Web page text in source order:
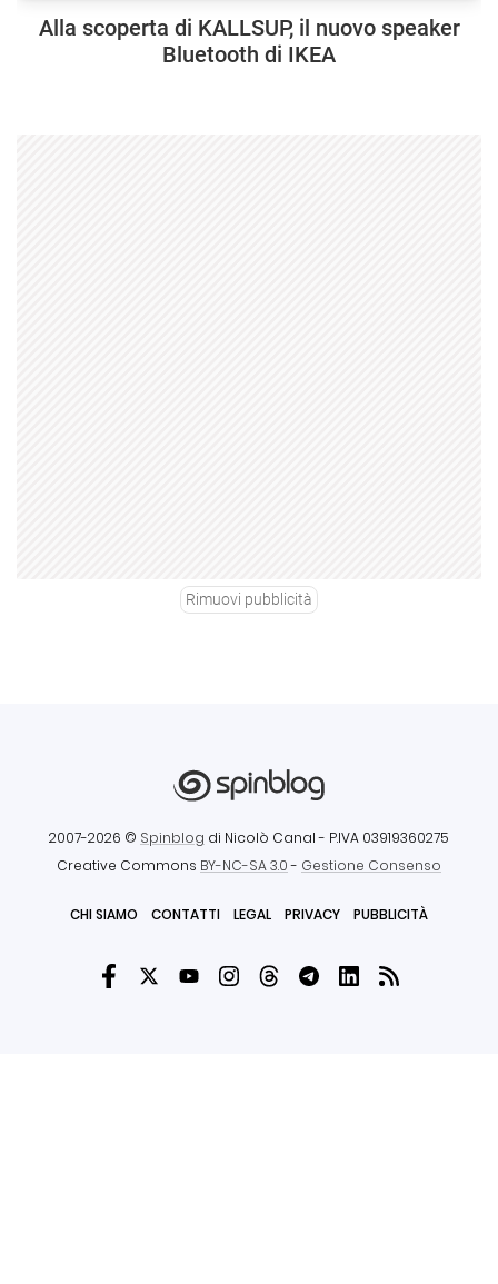
Alla scoperta di KALLSUP, il nuovo speaker
Bluetooth di IKEA
Rimuovi pubblicità
2007-2026 © Spinblog di Nicolò Canal - P.IVA 03919360275
Creative Commons BY-NC-SA 3.0- Gestione Consenso
CHI SIAMO CONTATTI LEGAL PRIVACY PUBBLICITÀ